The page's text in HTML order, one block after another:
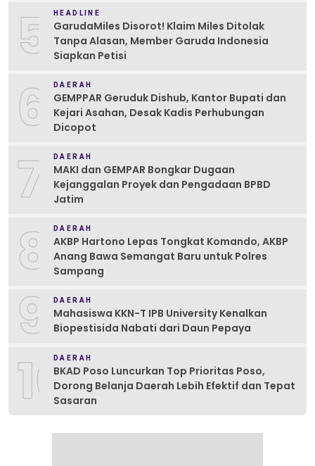
5 HEADLINE
GarudaMiles Disorot! Klaim Miles Ditolak
Tanpa Alasan, Member Garuda Indonesia
Siapkan Petisi
6 DAERAH
GEMPPAR Geruduk Dishub, Kantor Bupati dan
Kejari Asahan, Desak Kadis Perhubungan
Dicopot
7 DAERAH
MAKI dan GEMPAR Bongkar Dugaan
Kejanggalan Proyek dan Pengadaan BPBD
Jatim
8 DAERAH
AKBP Hartono Lepas Tongkat Komando, AKBP
Anang Bawa Semangat Baru untuk Polres
Sampang
9 DAERAH
Mahasiswa KKN-T IPB University Kenalkan
Biopestisida Nabati dari Daun Pepaya
10DAERAH
BKAD Poso Luncurkan Top Prioritas Poso,
Dorong Belanja Daerah Lebih Efektif dan Tepat
Sasaran